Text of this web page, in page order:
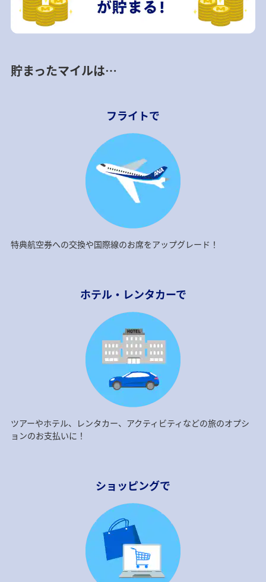
貯まったマイルは…
フライトで
特典航空券への交換や国際線のお席をアップグレード！
ホテル・レンタカーで
ツアーやホテル、レンタカー、アクティビティなどの旅のオプシ
ョンのお支払いに！
ショッピングで